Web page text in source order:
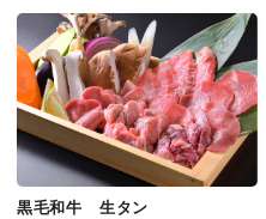
黒毛和牛 生タン